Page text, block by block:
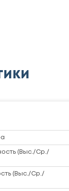
(Выс./Ср./
(Выс./Ср./